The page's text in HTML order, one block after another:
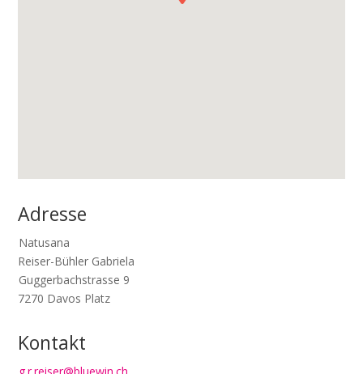
Adresse
Natusana
Reiser-Bühler Gabriela
Guggerbachstrasse 9
7270 Davos Platz
Kontakt